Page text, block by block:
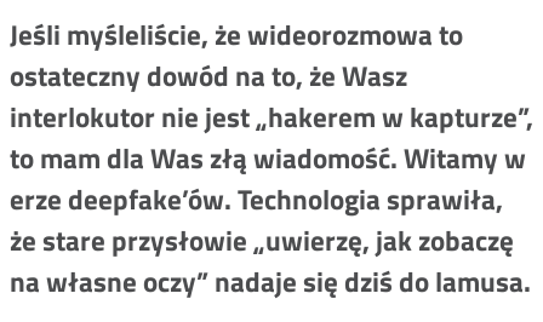
Twitter
oknie
Facebook
Linkedin
mail
Jeśli myśleliście, że wideorozmowa to
ostateczny dowód na to, że Wasz
interlokutor nie jest „hakerem w kapturze”,
to mam dla Was złą wiadomość. Witamy w
erze deepfake’ów. Technologia sprawiła,
że stare przysłowie „uwierzę, jak zobaczę
na własne oczy” nadaje się dziś do lamusa.